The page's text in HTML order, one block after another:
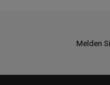
Melden